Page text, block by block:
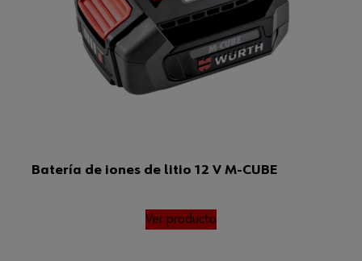
Batería de iones de litio 12 V M-CUBE
Ver producto